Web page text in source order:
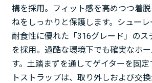
構を採用。フィット感を高めつつ着
ねをしっかりと保護します。シュー
耐食性に優れた「316グレード」のス
を採用。過酷な環境下でも確実なホ
す。土踏まずを通してゲイターを固定
トストラップは、取り外しおよび交